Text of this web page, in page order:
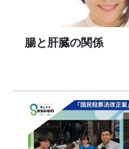
腸と肝臓の関係